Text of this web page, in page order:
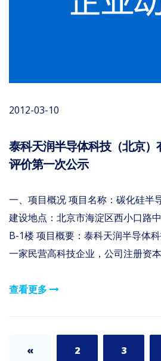
2012-03-10
泰科天润半导体科技（北京）
评价第一次公示
一、项目概况 项目名称：碳化硅半
建设地点：北京市海淀区西小口路
B-1楼 项目概要：泰科天润半导体
一家民营高科技企业，公司注册资
查看更多
« 2 3